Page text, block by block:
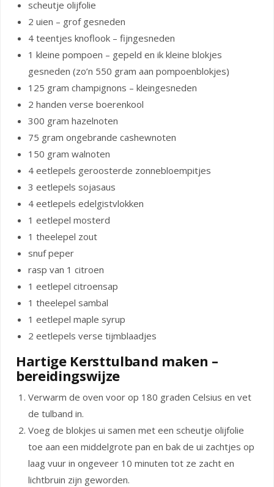
scheutje olijfolie
2 uien – grof gesneden
4 teentjes knoflook – fijngesneden
1 kleine pompoen – gepeld en ik kleine blokjes
gesneden (zo’n 550 gram aan pompoenblokjes)
125 gram champignons – kleingesneden
2 handen verse boerenkool
300 gram hazelnoten
75 gram ongebrande cashewnoten
150 gram walnoten
4 eetlepels geroosterde zonnebloempitjes
3 eetlepels sojasaus
4 eetlepels edelgistvlokken
1 eetlepel mosterd
1 theelepel zout
snuf peper
rasp van 1 citroen
1 eetlepel citroensap
1 theelepel sambal
1 eetlepel maple syrup
2 eetlepels verse tijmblaadjes
Hartige Kersttulband maken –
bereidingswijze
Verwarm de oven voor op 180 graden Celsius en vet
de tulband in.
Voeg de blokjes ui samen met een scheutje olijfolie
toe aan een middelgrote pan en bak de ui zachtjes op
laag vuur in ongeveer 10 minuten tot ze zacht en
lichtbruin zijn geworden.